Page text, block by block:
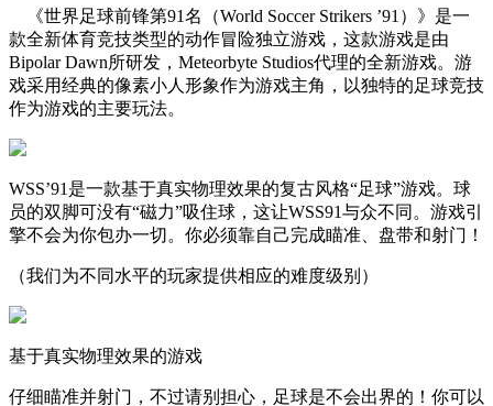
《世界足球前锋第91名（World Soccer Strikers ’91）》是一
款全新体育竞技类型的动作冒险独立游戏，这款游戏是由
Bipolar Dawn所研发，Meteorbyte Studios代理的全新游戏。游
戏采用经典的像素小人形象作为游戏主角，以独特的足球竞技
作为游戏的主要玩法。
WSS’91是一款基于真实物理效果的复古风格“足球”游戏。球
员的双脚可没有“磁力”吸住球，这让WSS91与众不同。游戏引
擎不会为你包办一切。你必须靠自己完成瞄准、盘带和射门！
（我们为不同水平的玩家提供相应的难度级别）
基于真实物理效果的游戏
仔细瞄准并射门，不过请别担心，足球是不会出界的！你可以